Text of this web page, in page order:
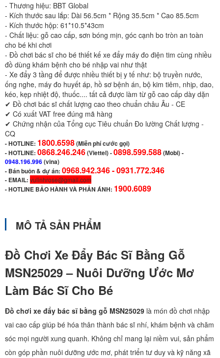
- Thương hiệu: BBT Global
- Kích thước sau lắp: Dài 56.5cm * Rộng 35.5cm * Cao 85.5cm
- Kích thước hộp: 61*10.5*43cm
- Chất liệu: gỗ cao cấp, sơn bóng mịn, góc cạnh bo tròn an toàn
cho bé khi chơi
- Đồ chơi bác sĩ cho bé thiết kế xe đẩy máy đo điện tim cùng nhiều
đồ dùng khám bệnh cho bé nhập vai như thật
- Xe đẩy 3 tầng để được nhiều thiết bị y tế như: bộ truyền nước,
ống nghe, máy đo huyết áp, hồ sơ bệnh án, bộ kim tiêm, nhịp, dao,
kéo, kẹp nhiệt độ, thuốc.... tất cả được làm từ gỗ cao cấp dày dặn
✔ Đồ chơi bác sĩ chất lượng cao theo chuẩn châu Âu - CE
✔ Có xuất VAT free đúng mã hàng
✔ Chứng nhận của Tổng cục Tiêu chuẩn Đo lường Chất lượng -
CQ
-HOTLINE: 1800.6598(Miễn phí cước gọi)
- HOTLINE: 0868.246.246(Viettel)-0898.599.588(Mobi) -
0948.196.996(vina)
- Bán buôn & dự án: 0968.942.346 -0931.772.346
- EMAIL: vulinhrose@gmail.com
-HOTLINE BẢO HÀNH VÀ PHẢN ÁNH: 1900.6089
MÔ TẢ SẢN PHẨM
Đồ Chơi Xe Đẩy Bác Sĩ Bằng Gỗ
MSN25029 – Nuôi Dưỡng Ước Mơ
Làm Bác Sĩ Cho Bé
Đồ chơi xe đẩy bác sĩ bằng gỗ MSN25029 là món đồ chơi nhập
vai cao cấp giúp bé hóa thân thành bác sĩ nhí, khám bệnh và chăm
sóc mọi người xung quanh. Không chỉ mang lại niềm vui, sản phẩm
còn góp phần nuôi dưỡng ước mơ, phát triển tư duy và kỹ năng xã